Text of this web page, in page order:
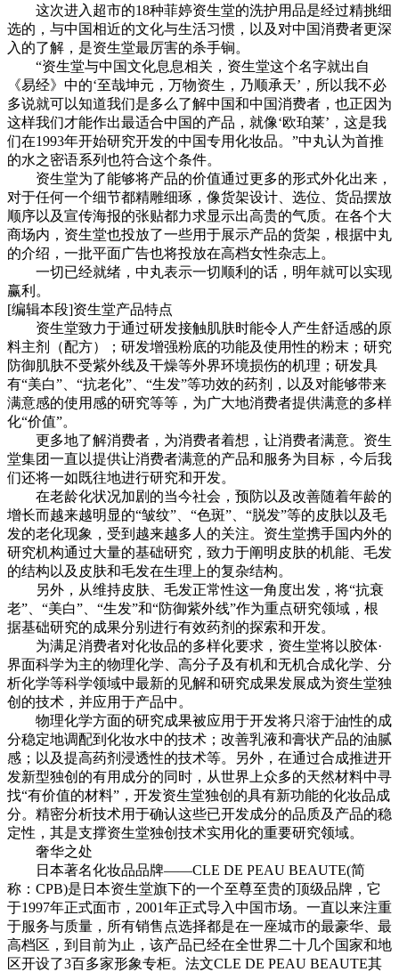
这次进入超市的18种菲婷资生堂的洗护用品是经过精挑细
选的，与中国相近的文化与生活习惯，以及对中国消费者更深
入的了解，是资生堂最厉害的杀手锏。
“资生堂与中国文化息息相关，资生堂这个名字就出自
《易经》中的‘至哉坤元，万物资生，乃顺承天’，所以我不必
多说就可以知道我们是多么了解中国和中国消费者，也正因为
这样我们才能作出最适合中国的产品，就像‘欧珀莱’，这是我
们在1993年开始研究开发的中国专用化妆品。”中丸认为首推
的水之密语系列也符合这个条件。
资生堂为了能够将产品的价值通过更多的形式外化出来，
对于任何一个细节都精雕细琢，像货架设计、选位、货品摆放
顺序以及宣传海报的张贴都力求显示出高贵的气质。在各个大
商场内，资生堂也投放了一些用于展示产品的货架，根据中丸
的介绍，一批平面广告也将投放在高档女性杂志上。
一切已经就绪，中丸表示一切顺利的话，明年就可以实现
赢利。
[编辑本段]资生堂产品特点
资生堂致力于通过研发接触肌肤时能令人产生舒适感的原
料主剂（配方）；研发增强粉底的功能及使用性的粉末；研究
防御肌肤不受紫外线及干燥等外界环境损伤的机理；研发具
有“美白”、“抗老化”、“生发”等功效的药剂，以及对能够带来
满意感的使用感的研究等等，为广大地消费者提供满意的多样
化“价值”。
更多地了解消费者，为消费者着想，让消费者满意。资生
堂集团一直以提供让消费者满意的产品和服务为目标，今后我
们还将一如既往地进行研究和开发。
在老龄化状况加剧的当今社会，预防以及改善随着年龄的
增长而越来越明显的“皱纹”、“色斑”、“脱发”等的皮肤以及毛
发的老化现象，受到越来越多人的关注。资生堂携手国内外的
研究机构通过大量的基础研究，致力于阐明皮肤的机能、毛发
的结构以及皮肤和毛发在生理上的复杂结构。
另外，从维持皮肤、毛发正常性这一角度出发，将“抗衰
老”、“美白”、“生发”和“防御紫外线”作为重点研究领域，根
据基础研究的成果分别进行有效药剂的探索和开发。
为满足消费者对化妆品的多样化要求，资生堂将以胶体·
界面科学为主的物理化学、高分子及有机和无机合成化学、分
析化学等科学领域中最新的见解和研究成果发展成为资生堂独
创的技术，并应用于产品中。
物理化学方面的研究成果被应用于开发将只溶于油性的成
分稳定地调配到化妆水中的技术；改善乳液和膏状产品的油腻
感；以及提高药剂浸透性的技术等。另外，在通过合成推进开
发新型独创的有用成分的同时，从世界上众多的天然材料中寻
找“有价值的材料”，开发资生堂独创的具有新功能的化妆品成
分。精密分析技术用于确认这些已开发成分的品质及产品的稳
定性，其是支撑资生堂独创技术实用化的重要研究领域。
奢华之处
日本著名化妆品品牌——CLE DE PEAU BEAUTE(简
称：CPB)是日本资生堂旗下的一个至尊至贵的顶级品牌，它
于1997年正式面市，2001年正式导入中国市场。一直以来注重
于服务与质量，所有销售点选择都是在一座城市的最豪华、最
高档区，到目前为止，该产品已经在全世界二十几个国家和地
区开设了3百多家形象专柜。法文CLE DE PEAU BEAUTE其